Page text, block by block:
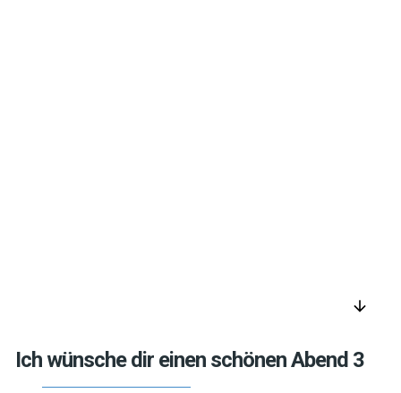
arrow_downward
Ich wünsche dir einen schönen Abend 3